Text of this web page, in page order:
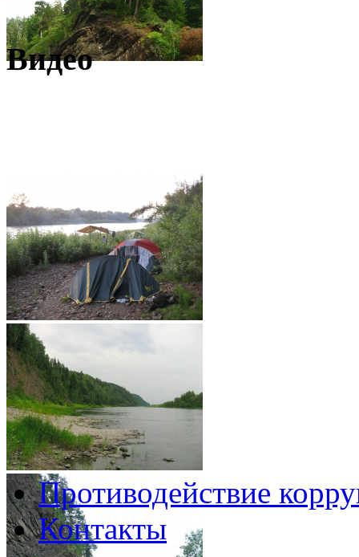
Видео
Противодействие
Контакты